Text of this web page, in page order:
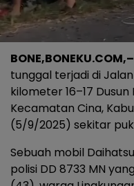
BONE,BONEKU.COM,–
tunggal terjadi di
kilometer 16–17
Kecamatan Cina,
(5/9/2025) sekitar
Sebuah mobil
polisi DD 8733 MN